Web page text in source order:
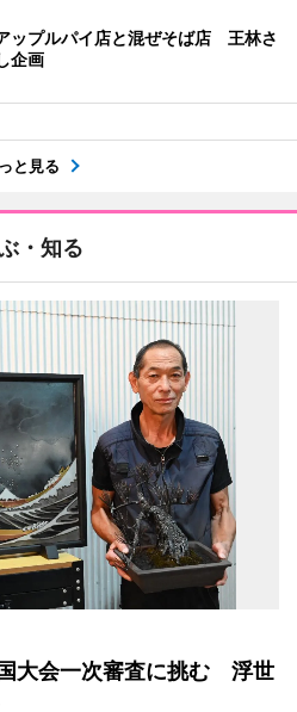
ップルパイ店と混ぜそば店 王林さ
企画
と見る
・知る
大会一次審査に挑む 浮世